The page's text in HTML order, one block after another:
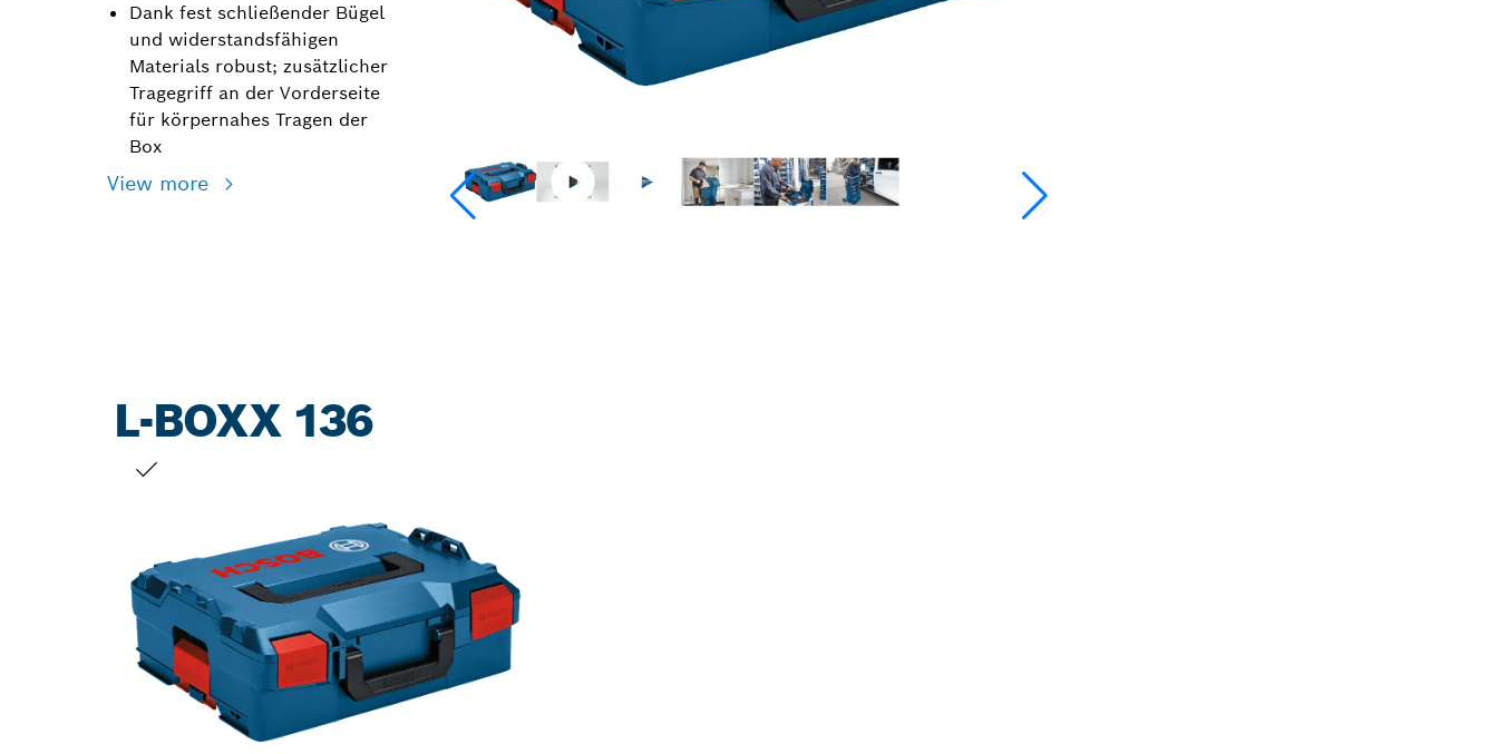
Dank fest schließender Bügel
und widerstandsfähigen
Materials robust; zusätzlicher
Tragegriff an der Vorderseite
für körpernahes Tragen der
Box
View more
L-BOXX 136